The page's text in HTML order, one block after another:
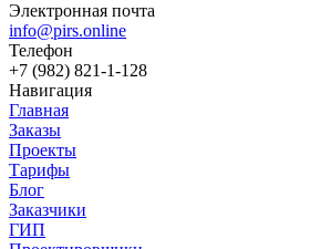
Электронная почта
info@pirs.online
Телефон
+7 (982) 821-1-128
Навигация
Главная
Заказы
Проекты
Тарифы
Блог
Заказчики
ГИП